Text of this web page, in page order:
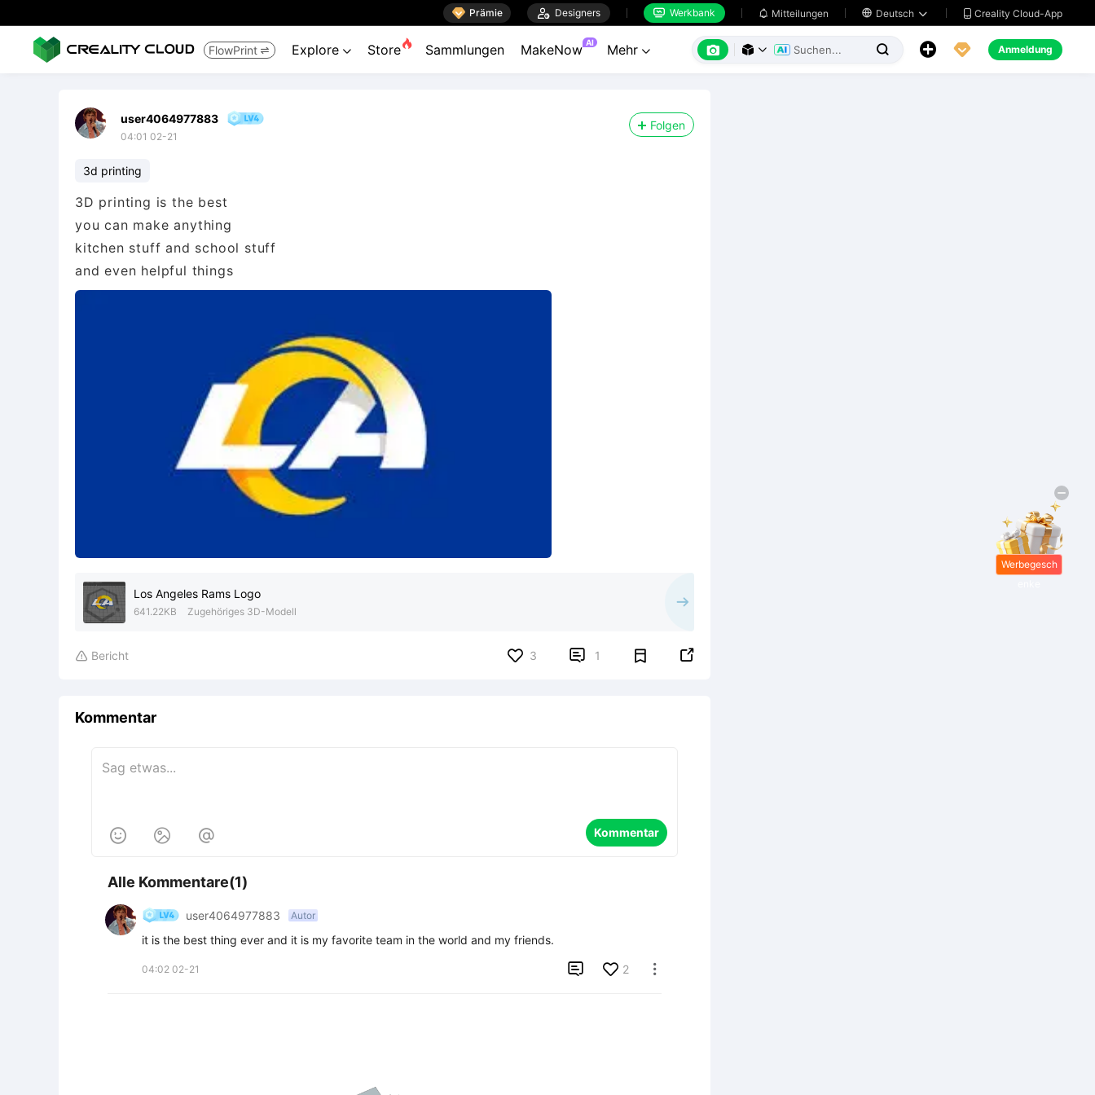
 Prämie  Designers  Werkbank  Mitteilungen  Deutsch   Creality Cloud-App
FlowPrint  Explore  Store Sammlungen MakeNow AI Mehr        Anmeldung
user4064977883
04:01 02-21
Folgen
3d printing
3D printing is the best
you can make anything
kitchen stuff and school stuff
Los Angeles Rams Logo
641.22KB Zugehöriges 3D-Modell
 Bericht 3  1 
Kommentar
   Kommentar
Alle Kommentare(1)
user4064977883 Autor
it is the best thing ever and it is my favorite team in the world and my friends.
04:02 02-21  2 
Werbegesch